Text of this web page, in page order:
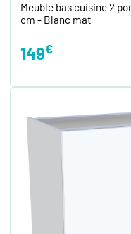
Meuble bas cuisine 2
cm - Blanc mat
149€